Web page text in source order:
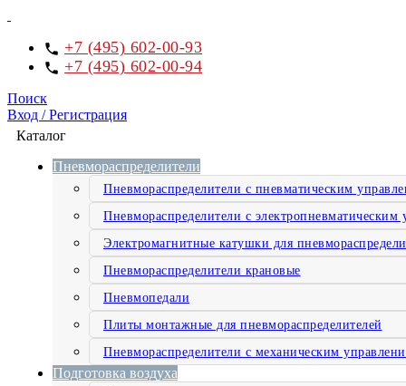
+7 (495) 602-00-93
+7 (495) 602-00-94
Поиск
Вход / Регистрация
Каталог
Пневмораспределители
Пневмораспределители с пневматическим
Пневмораспределители с электропневматическим
Электромагнитные катушки для
Пневмораспределители крановые
Пневмопедали
Плиты монтажные для пневмораспределителей
Пневмораспределители с механическим
Подготовка воздуха